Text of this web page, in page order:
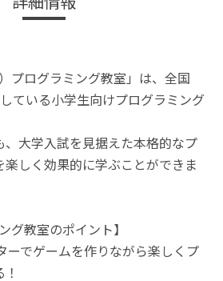
プログラミング教室」は、全国
ている小学生向けプログラミング
大学入試を見据えた本格的なプ
しく効果的に学ぶことができま
グ教室のポイント】
でゲームを作りながら楽しくプ